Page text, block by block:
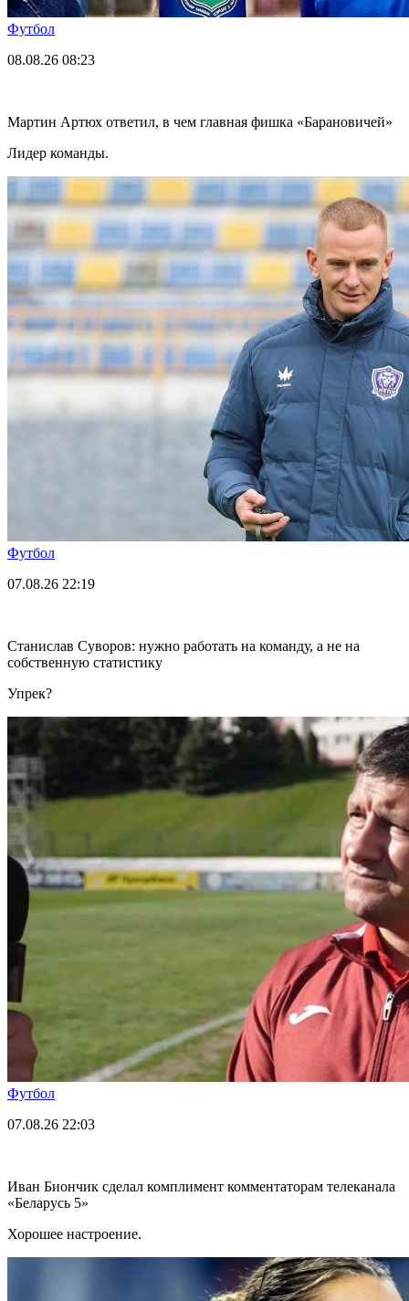
Футбол
08.08.26 08:23
Мартин Артюх ответил, в чем главная фишка «Барановичей»
Лидер команды.
Футбол
07.08.26 22:19
Станислав Суворов: нужно работать на команду, а не на
собственную статистику
Упрек?
Футбол
07.08.26 22:03
Иван Биончик сделал комплимент комментаторам телеканала
«Беларусь 5»
Хорошее настроение.